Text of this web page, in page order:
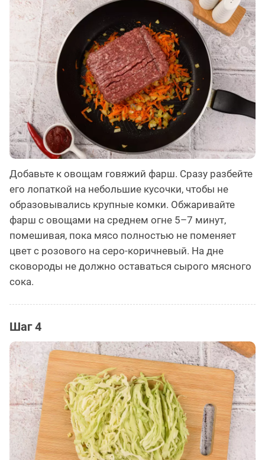
Добавьте к овощам говяжий фарш. Сразу разбейте
его лопаткой на небольшие кусочки, чтобы не
образовывались крупные комки. Обжаривайте
фарш с овощами на среднем огне 5–7 минут,
помешивая, пока мясо полностью не поменяет
цвет с розового на серо-коричневый. На дне
сковороды не должно оставаться сырого мясного
сока.
Шаг 4